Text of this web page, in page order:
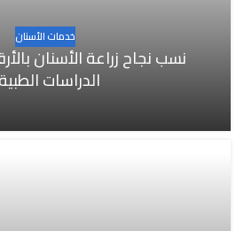
خدمات الأسنان
نسب نجاح زراعة الأسنان
الدراسات